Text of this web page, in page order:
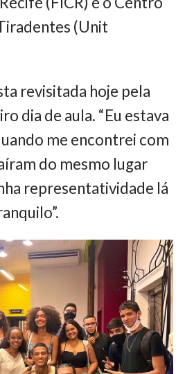
(Unit
revisitada hoje pela
dia de aula. “Eu estava
me encontrei com
do mesmo lugar
representatividade lá